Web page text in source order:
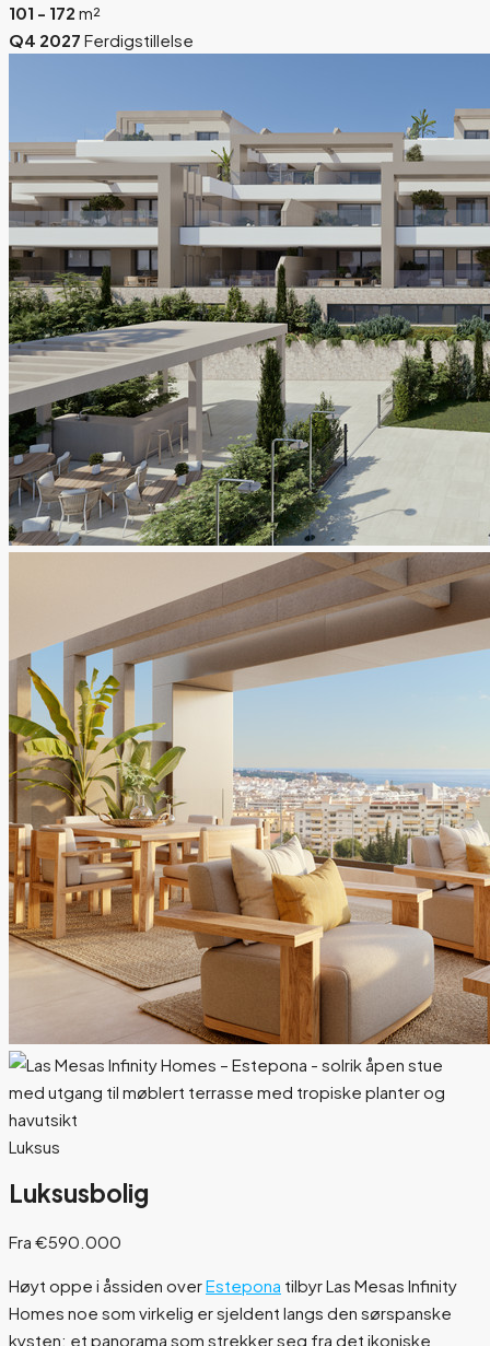
101 - 172 m²
Q4 2027 Ferdigstillelse
Luksus
Luksusbolig
Fra €590.000
Høyt oppe i åssiden overEstepona tilbyr Las Mesas Infinity
Homes noe som virkelig er sjeldent langs den sørspanske
kysten: et panorama som strekker seg fra det ikoniske